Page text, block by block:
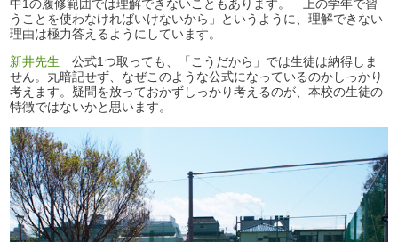
中1の履修範囲では理解できないこともあります。「上の学年で習
うことを使わなければいけないから」というように、理解できない
理由は極力答えるようにしています。
新井先生 公式1つ取っても、「こうだから」では生徒は納得しま
せん。丸暗記せず、なぜこのような公式になっているのかしっかり
考えます。疑問を放っておかずしっかり考えるのが、本校の生徒の
特徴ではないかと思います。